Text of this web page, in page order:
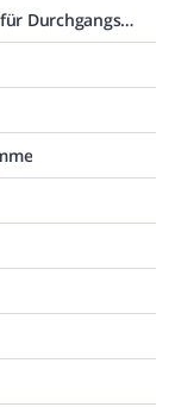
geeignet für Durchgangsverdrahtung